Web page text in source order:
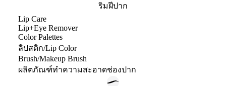
ริมฝีปาก
Lip Care
Lip+Eye Remover
Color Palettes
ลิปสติก/Lip Color
Brush/Makeup Brush
ผลิตภัณฑ์ทำความสะอาดช่องปาก